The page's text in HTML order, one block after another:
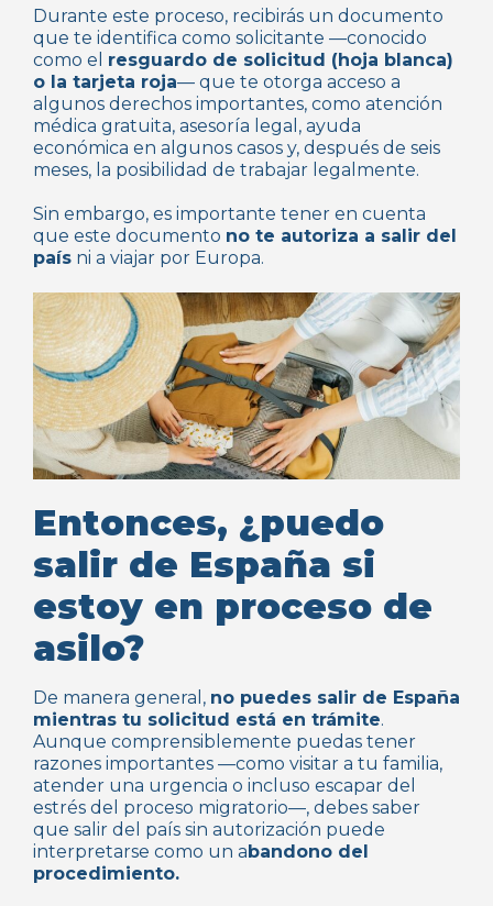
Durante este proceso, recibirás un documento
que te identifica como solicitante —conocido
como el resguardo de solicitud (hoja blanca)
o la tarjeta roja— que te otorga acceso a
algunos derechos importantes, como atención
médica gratuita, asesoría legal, ayuda
económica en algunos casos y, después de seis
meses, la posibilidad de trabajar legalmente.
Sin embargo, es importante tener en cuenta
que este documento no te autoriza a salir del
país ni a viajar por Europa.
Entonces, ¿puedo
salir de España si
estoy en proceso de
asilo?
De manera general, no puedes salir de España
mientras tu solicitud está en trámite.
Aunque comprensiblemente puedas tener
razones importantes —como visitar a tu familia,
atender una urgencia o incluso escapar del
estrés del proceso migratorio—, debes saber
que salir del país sin autorización puede
interpretarse como un abandono del
procedimiento.